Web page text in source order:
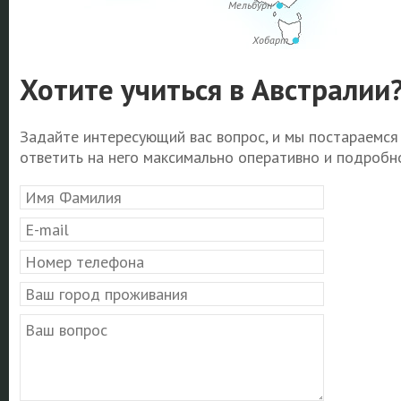
Мельбурн
Хобарт
Хотите учиться в
Задайте интересующий вас вопрос, и мы постараемся
ответить на него максимально оперативно и